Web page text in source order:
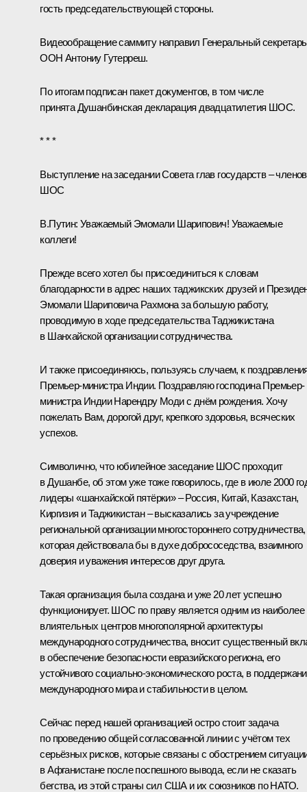
гость председательствующей стороны.
Видеообращение саммиту направил Генеральный секретарь
ООН Антониу Гутерреш.
По итогам подписан пакет документов, в том числе
принятаДушанбинская декларация двадцатилетия ШОС.
* * *
Выступление на заседании Совета глав государств – членов
ШОС
В.Путин: Уважаемый Эмомали Шарипович! Уважаемые
коллеги!
Прежде всего хотел бы присоединиться к словам
благодарности в адрес наших таджикских друзей и
Эмомали Шариповича Рахмона за большую работу,
проводимую в ходе председательства Таджикистана
в Шанхайской организации сотрудничества.
И также присоединяюсь, пользуясь случаем, к
Премьер-министра Индии. Поздравляю господина Премьер-
министра Индии Нарендру Моди с днём рождения. Хочу
пожелать Вам, дорогой друг, крепкого здоровья, всяческих
успехов.
Символично, что юбилейное заседание ШОС проходит
в Душанбе, об этом уже тоже говорилось, где в июле 2000
лидеры «шанхайской пятёрки» – Россия, Китай, Казахстан,
Киргизия и Таджикистан – высказались за учреждение
региональной организации многостороннего сотрудничества,
которая действовала бы в духе добрососедства, взаимного
доверия и уважения интересов друг друга.
Такая организация была создана и уже 20 лет успешно
функционирует. ШОС по праву является одним из наиболее
влиятельных центров многополярной архитектуры
международного сотрудничества, вносит существенный
в обеспечение безопасности евразийского региона, его
устойчивого социально-экономического роста, в
международного мира и стабильности в целом.
Сейчас перед нашей организацией остро стоит задача
по проведению общей согласованной линии с учётом тех
серьёзных рисков, которые связаны с обострением
в Афганистане после поспешного вывода, если не сказать
бегства, из этой страны сил США и их союзников по НАТО.